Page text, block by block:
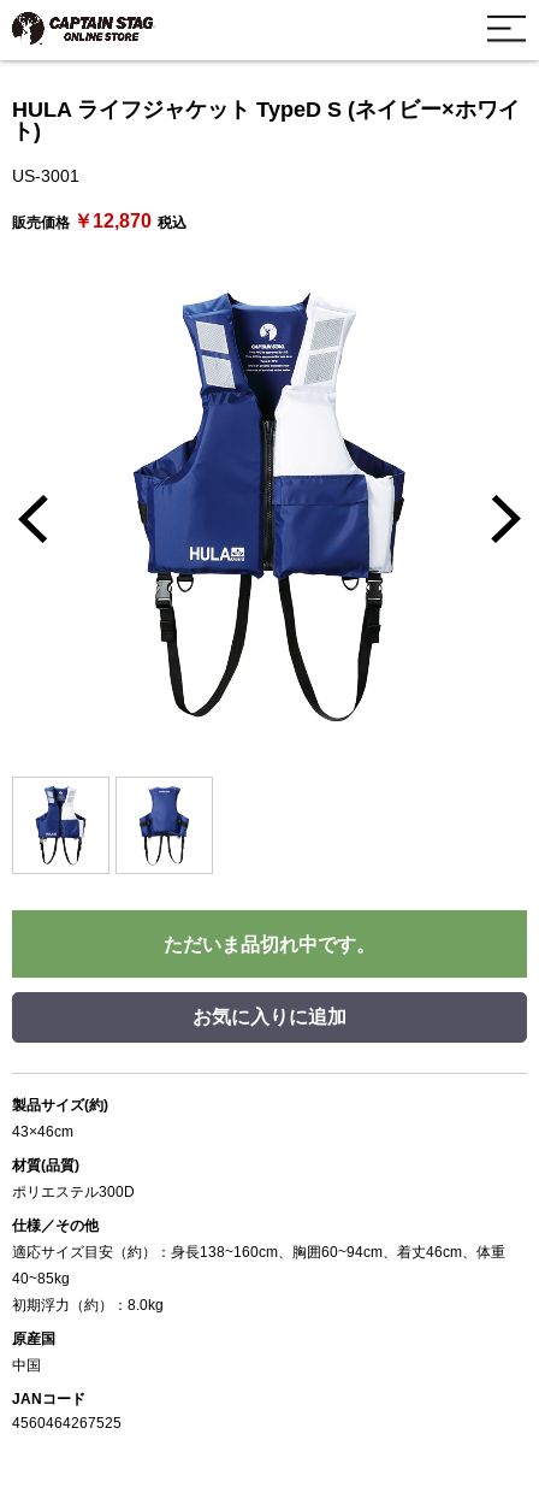
HULA ライフジャケット TypeD S (ネイビー×ホワイ
ト)
US-3001
販売価格 ￥12,870 税込
ただいま品切れ中です。
お気に入りに追加
製品サイズ(約)
43×46cm
材質(品質)
ポリエステル300D
仕様／その他
適応サイズ目安（約）：身長138~160cm、胸囲60~94cm、着丈46cm、体重
40~85kg
初期浮力（約）：8.0kg
原産国
中国
JANコード
4560464267525